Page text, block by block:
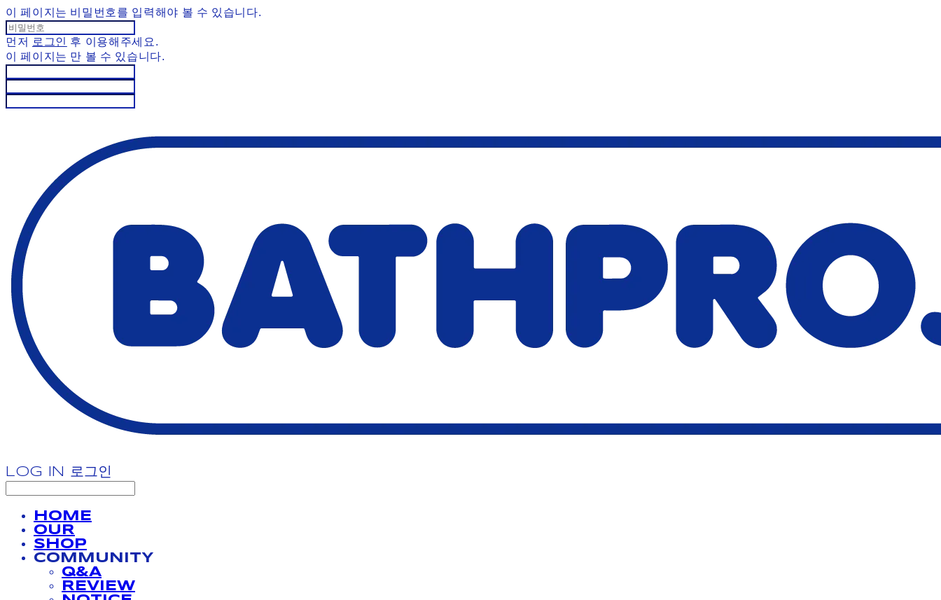
이 페이지는 비밀번호를 입력해야 볼 수 있습니다.
먼저 로그인 후 이용해주세요.
이 페이지는 만 볼 수 있습니다.
LOG IN 로그인
HOME
OUR
SHOP
COMMUNITY
Q&A
REVIEW